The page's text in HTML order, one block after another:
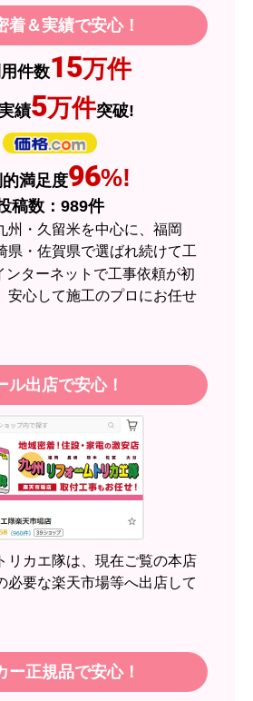
19:01
ズに注文できましたか？
や対応は適切でしたか？
品が届きましたか？
分なものでしたか？
利用したいですか？
05月頃（モバイルから）
選んだ理由は？】
しっかりやってくれそうだった
らいで届きましたか？】
メント】
ト頭
ズに注文できましたか？
着＆実績で安心！
件数15万件
績5万件突破!
満足度96%!
稿数： 989件
州・久留米を中心に、福岡
県・佐賀県で選ばれ続けて工
ンターネットで工事依頼が初
安心して施工のプロにお任せ
ル出店で安心！
リカエ隊は、現在ご覧の本店
必要な楽天市場等へ出店して
ー正規品で安心！